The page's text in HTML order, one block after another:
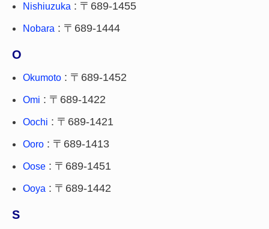
Nishiuzuka : 〒689-1455
Nobara : 〒689-1444
O
Okumoto : 〒689-1452
Omi : 〒689-1422
Oochi : 〒689-1421
Ooro : 〒689-1413
Oose : 〒689-1451
Ooya : 〒689-1442
S